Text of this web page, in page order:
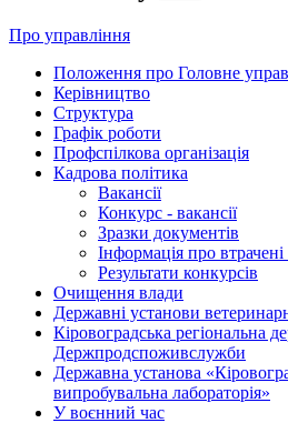
Про управління
Положення про Головне
Керівництво
Структура
Графік роботи
Профспілкова організація
Кадрова політика
Вакансії
Конкурс - вакансії
Зразки документів
Інформація про
Результати конкурсів
Очищення влади
Державні установи
Кіровоградська регіональна
Держпродспоживслужби
Державна установа
випробувальна лабораторія»
У воєнний час